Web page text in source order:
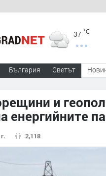
37 °C
България Светът
и
енергийните
2,118